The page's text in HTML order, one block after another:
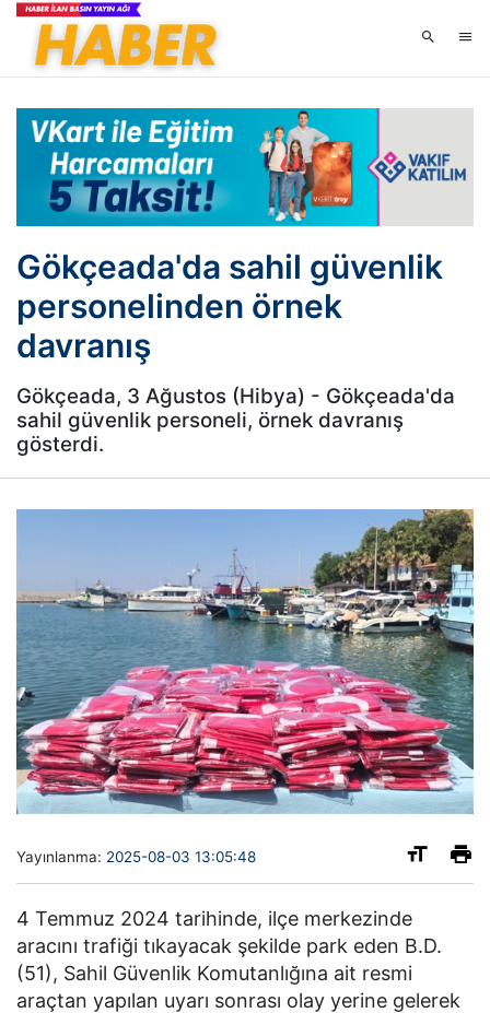
Gökçeada'da sahil güvenlik
personelinden örnek
davranış
Gökçeada, 3 Ağustos (Hibya) - Gökçeada'da
sahil güvenlik personeli, örnek davranış
gösterdi.
Yayınlanma: 2025-08-03 13:05:48
4 Temmuz 2024 tarihinde, ilçe merkezinde
aracını trafiği tıkayacak şekilde park eden B.D.
(51), Sahil Güvenlik Komutanlığına ait resmi
araçtan yapılan uyarı sonrası olay yerine gelerek